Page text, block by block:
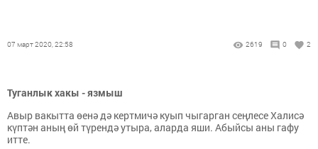
07 март 2020, 22:58 2619 0 2
Туганлык хакы - язмыш
Авыр вакытта өенә дә кертмичә куып чыгарган сеңлесе Халисә
күптән аның өй түрендә утыра, аларда яши. Абыйсы аны гафу
итте.